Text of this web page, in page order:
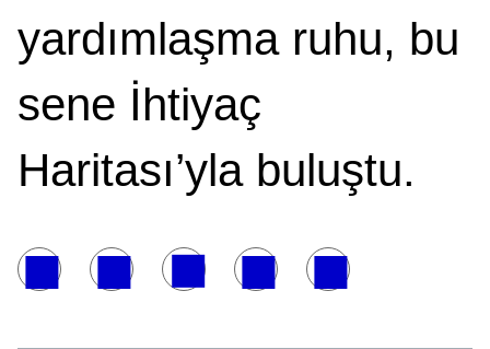
yardımlaşma ruhu, bu
sene İhtiyaç
Haritası’yla buluştu.